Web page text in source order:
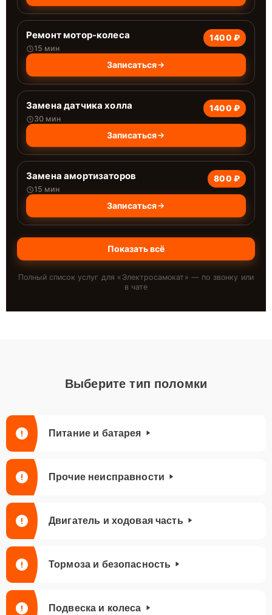
Ремонт мотор-колеса
15 мин
1400 ₽
Записаться
Замена датчика холла
30 мин
1400 ₽
Записаться
Замена амортизаторов
15 мин
800 ₽
Записаться
Показать всё
Полный список услуг для « Электросамокат » — по звонку или
в чате
Выберите тип поломки
Питание и батарея
Прочие неисправности
Двигатель и ходовая часть
Тормоза и безопасность
Подвеска и колеса